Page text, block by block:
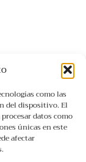
como las
del dispositivo. El
datos como
únicas en este
afectar